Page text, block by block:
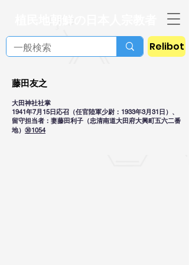
Relibot
藤田友之
大田神社社掌
1941年7月15日応召（任官陸軍少尉：1933年3月31日）、
留守担当者：妻藤田利子（忠清南道大田府大興町五六二番
地） ㉚1054